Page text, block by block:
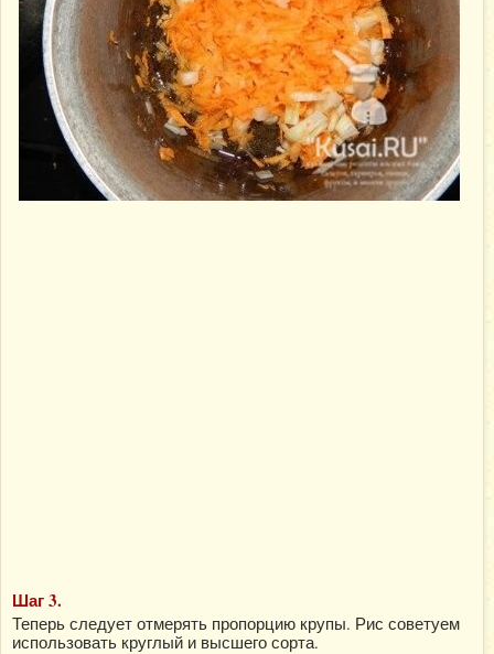
Шаг 3.
Теперь следует отмерять пропорцию крупы. Рис советуем
использовать круглый и высшего сорта.